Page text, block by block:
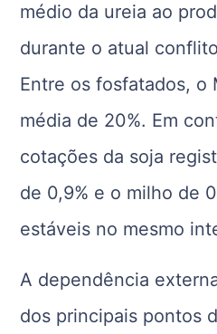
médio da ureia ao
durante o atual
Entre os fosfatados, o
média de 20%. Em
cotações da soja
de 0,9% e o milho de
estáveis no mesmo
A dependência
dos principais pontos